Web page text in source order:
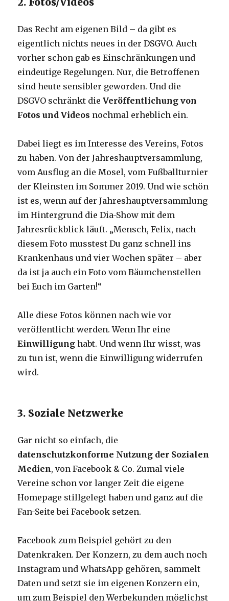
Das Recht am eigenen Bild – da gibt es
eigentlich nichts neues in der DSGVO. Auch
vorher schon gab es Einschränkungen und
eindeutige Regelungen. Nur, die Betroffenen
sind heute sensibler geworden. Und die
DSGVO schränkt dieVeröffentlichung von
Fotos und Videos nochmal erheblich ein.
Dabei liegt es im Interesse des Vereins, Fotos
zu haben. Von der Jahreshauptversammlung,
vom Ausflug an die Mosel, vom Fußballturnier
der Kleinsten im Sommer 2019. Und wie schön
ist es, wenn auf der Jahreshauptversammlung
im Hintergrund die Dia-Show mit dem
Jahresrückblick läuft. „Mensch, Felix, nach
diesem Foto musstest Du ganz schnell ins
Krankenhaus und vier Wochen später – aber
da ist ja auch ein Foto vom Bäumchenstellen
bei Euch im Garten!“
Alle diese Fotos können nach wie vor
veröffentlicht werden. Wenn Ihr eine
Einwilligung habt. Und wenn Ihr wisst, was
zu tun ist, wenn die Einwilligung widerrufen
wird.
3. Soziale Netzwerke
Gar nicht so einfach, die
datenschutzkonforme Nutzung der Sozialen
Medien, von Facebook & Co. Zumal viele
Vereine schon vor langer Zeit die eigene
Homepage stillgelegt haben und ganz auf die
Fan-Seite bei Facebook setzen.
Facebook zum Beispiel gehört zu den
Datenkraken. Der Konzern, zu dem auch noch
Instagram und WhatsApp gehören, sammelt
Daten und setzt sie im eigenen Konzern ein,
um zum Beispiel den Werbekunden möglichst